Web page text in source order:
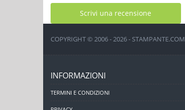
Scrivi una recensione
COPYRIGHT © 2006 - 2026 - STAMPANTE.COM
INFORMAZIONI
TERMINI E CONDIZIONI